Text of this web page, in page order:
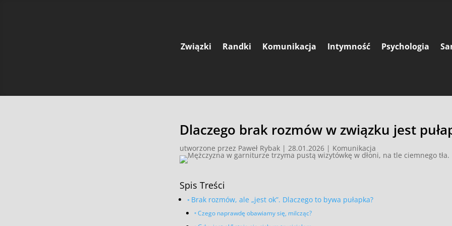
Związki Randki Komunikacja Intymność Psychologia
Dlaczego brak rozmów w związku jest
utworzone przez Paweł Rybak| 28.01.2026| Komunikacja
Spis Treści
Brak rozmów, ale „jest ok”. Dlaczego to bywa pułapka?
Czego naprawdę obawiamy się, milcząc?